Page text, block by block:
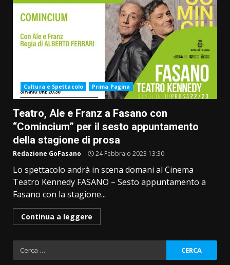
Cultura e Spettacolo Prima Pagina
Teatro, Ale e Franz a Fasano con
“Comincium” per il sesto appuntamento
della stagione di prosa
Redazione GoFasano 24 Febbraio 2023 13:30
Lo spettacolo andrà in scena domani al Cinema
Teatro Kennedy FASANO – Sesto appuntamento a
Fasano con la stagione...
Continua a leggere
Ricerca
per: